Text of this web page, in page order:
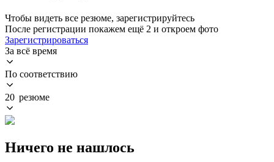
Чтобы видеть все резюме, зарегистрируйтесь
После регистрации покажем ещё 2 и откроем фото
Зарегистрироваться
За всё время
По соответствию
20 резюме
Ничего не нашлось